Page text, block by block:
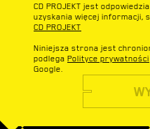
CD PROJEKT jest
uzyskania więcej informacji,
CD PROJEKT
Niniejsza strona jest
podlega Polityce prywatności
Google.